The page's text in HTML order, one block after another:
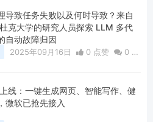
导致任务失败以及何时导致？来自
克大学的研究人员探索 LLM 多代
自动故障归因
2025年09月16日 0 点赞 0 评
线：一键生成网页、智能写作、健
微软已抢先接入